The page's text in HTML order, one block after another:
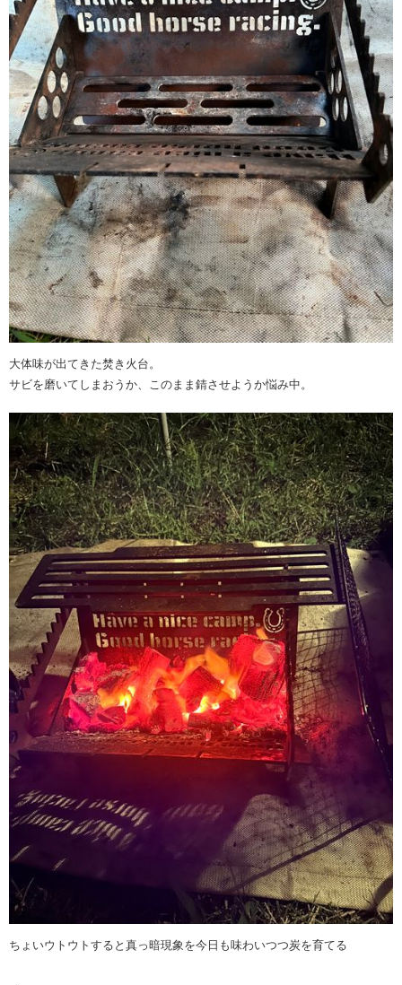
大体味が出てきた焚き火台。
サビを磨いてしまおうか、このまま錆させようか悩み中。
ちょいウトウトすると真っ暗現象を今日も味わいつつ炭を育てる